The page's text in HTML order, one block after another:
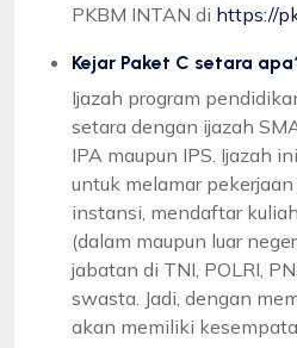
PKBM INTAN di https://
Kejar Paket C setara
Ijazah program
setara dengan ijazah
IPA maupun IPS. Ijazah
untuk melamar
instansi, mendaftar
(dalam maupun luar
jabatan di TNI, POLRI,
swasta. Jadi, dengan
akan memiliki